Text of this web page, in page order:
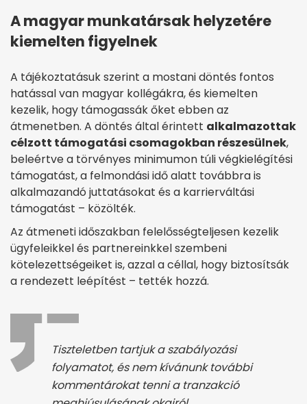
A magyar munkatársak helyzetére
kiemelten figyelnek
A tájékoztatásuk szerint a mostani döntés fontos
hatással van magyar kollégákra, és kiemelten
kezelik, hogy támogassák őket ebben az
átmenetben. A döntés által érintett alkalmazottak
célzott támogatási csomagokban részesülnek,
beleértve a törvényes minimumon túli végkielégítési
támogatást, a felmondási idő alatt továbbra is
alkalmazandó juttatásokat és a karrierváltási
támogatást – közölték.
Az átmeneti időszakban felelősségteljesen kezelik
ügyfeleikkel és partnereinkkel szembeni
kötelezettségeiket is, azzal a céllal, hogy biztosítsák
a rendezett leépítést – tették hozzá.
Tiszteletben tartjuk a szabályozási
folyamatot, és nem kívánunk további
kommentárokat tenni a tranzakció